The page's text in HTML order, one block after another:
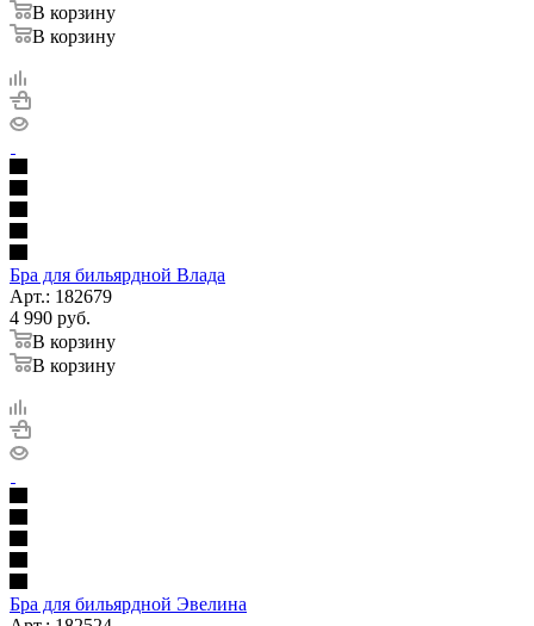
В корзину
В корзину
Бра для бильярдной Влада
Арт.: 182679
4 990 руб.
В корзину
В корзину
Бра для бильярдной Эвелина